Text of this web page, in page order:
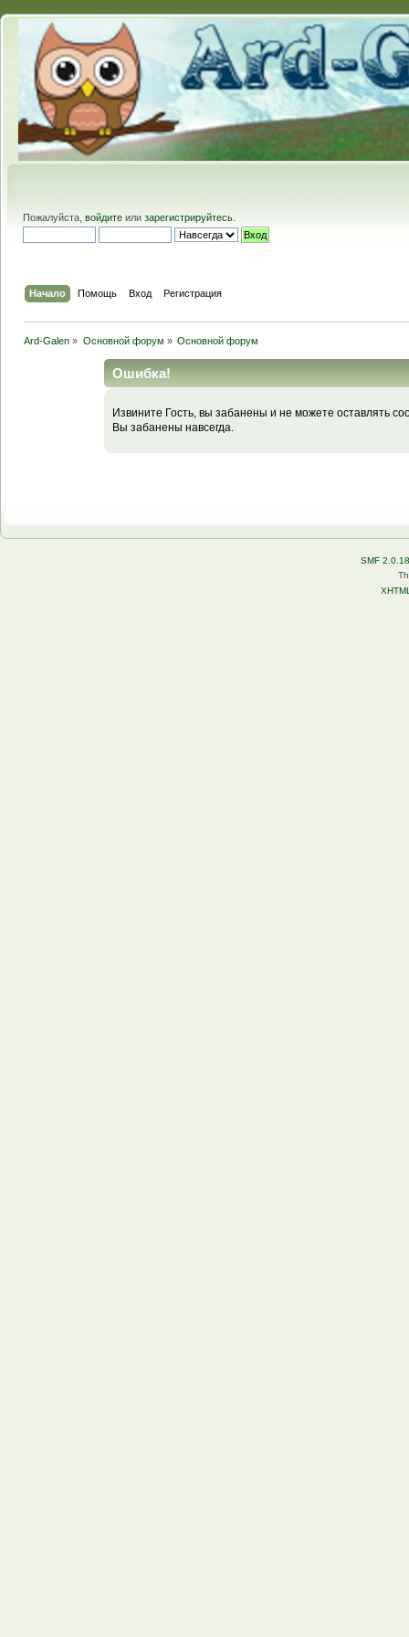
Пожалуйста, войдите или зарегистрируйтесь
Начало Помощь Вход Регистрация
Ard-Galen » Основной форум » Основной форум
Ошибка!
Извините Гость, вы забанены и не можете оставлять
Вы забанены навсегда.
SMF 2.0.18